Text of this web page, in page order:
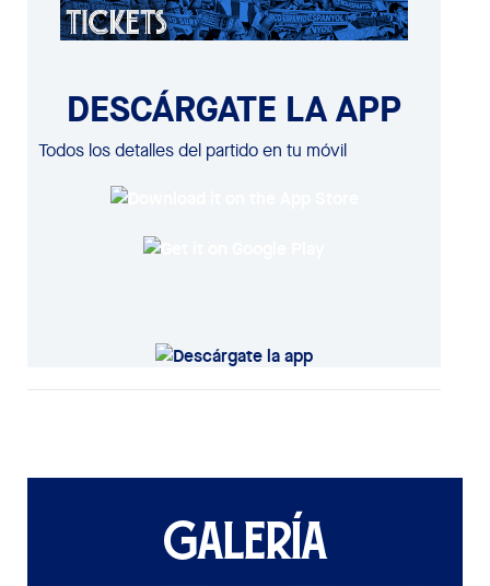
DESCÁRGATE LA APP
Todos los detalles del partido en tu móvil
GALERÍA